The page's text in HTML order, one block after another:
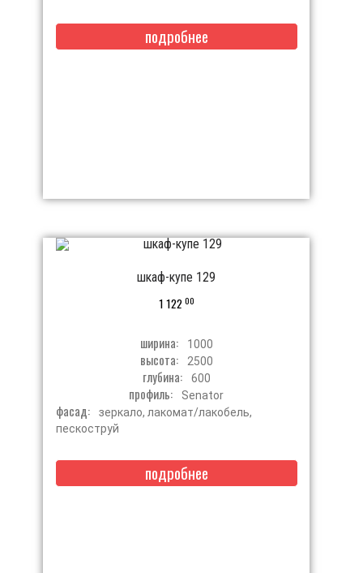
подробнее
шкаф-купе 129
1 122 00
ширина: 1000
высота: 2500
глубина: 600
профиль: Senator
фасад:
зеркало, лакомат/лакобель,
пескоструй
подробнее